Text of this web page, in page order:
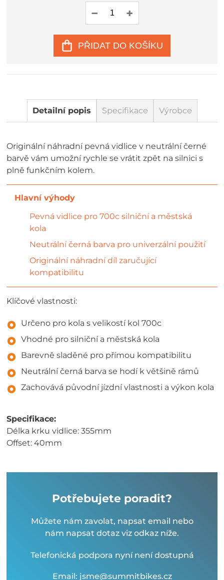
PŘIDAT DO KOŠÍKU
Detailní popis Specifikace Výrobce
Originální náhradní pevná vidlice v neutrální černé
barvě vám umožní rychle se vrátit zpět na silnici s
plně funkčním kolem.
Pevná vidlice pro 700c silniční a městská
kola
Neutrální černá barva pro univerzální použití
Originální náhradní díl zaručující
kompatibilitu
Klíčové vlastnosti:
Určeno pro kola s velikostí kol 700c
Vhodné pro silniční a městská kola
Barevně sladěné pro přímou kompatibilitu
Neutrální černá barva se hodí k většině rámů
Zachovává původní jízdní vlastnosti a výkon kola
Specifikace:
Délka krku vidlice: 355mm
Offset: 40mm
Potřebujete poradit?
Můžete nám zavolat, napsat email nebo
nám napsat dotaz viz odkaz níže.
Telefonická podpora nyní není dostupná
Email: jsme@summitbikes.cz